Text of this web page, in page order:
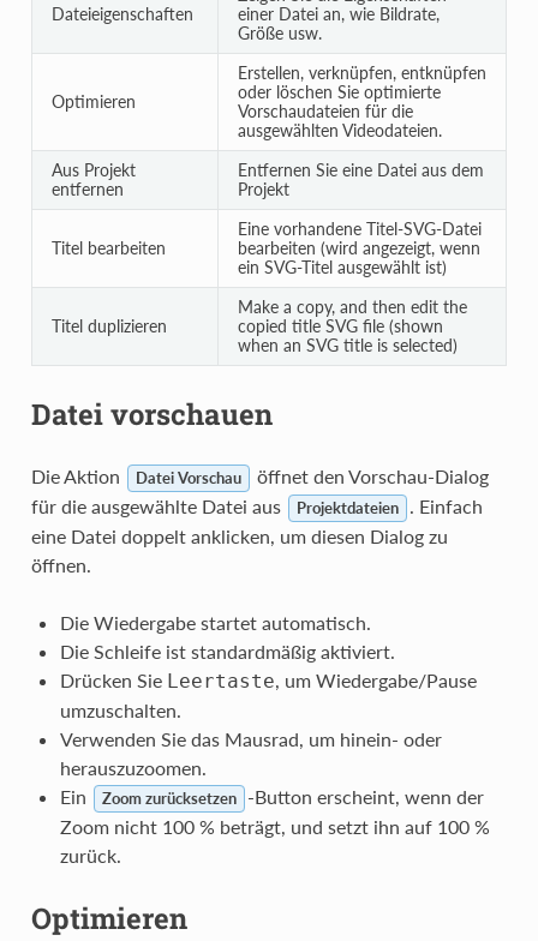
Dateieigenschaften
einer Datei an, wie Bildrate,
Größe usw.
Optimieren
Erstellen, verknüpfen, entknüpfen
oder löschen Sie optimierte
Vorschaudateien für die
ausgewählten Videodateien.
Aus Projekt
entfernen
Entfernen Sie eine Datei aus dem
Projekt
Titel bearbeiten
Eine vorhandene Titel-SVG-Datei
bearbeiten (wird angezeigt, wenn
ein SVG-Titel ausgewählt ist)
Titel duplizieren
Make a copy, and then edit the
copied title SVG file (shown
when an SVG title is selected)
Datei vorschauen
Die Aktion Datei Vorschau
öffnet den Vorschau-Dialog
für die ausgewählte Datei aus
Projektdateien
. Einfach
eine Datei doppelt anklicken, um diesen Dialog zu
öffnen.
Die Wiedergabe startet automatisch.
Die Schleife ist standardmäßig aktiviert.
Drücken Sie Leertaste, um Wiedergabe/Pause
umzuschalten.
Verwenden Sie das Mausrad, um hinein- oder
herauszuzoomen.
Ein
Zoom zurücksetzen
-Button erscheint, wenn der
Zoom nicht 100 % beträgt, und setzt ihn auf 100 %
zurück.
Optimieren